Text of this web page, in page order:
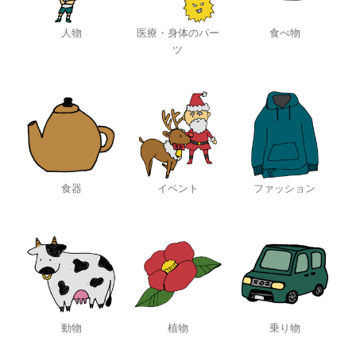
人物
医療・身体のパー
ツ
食べ物
食器 イベント ファッション
動物 植物 乗り物